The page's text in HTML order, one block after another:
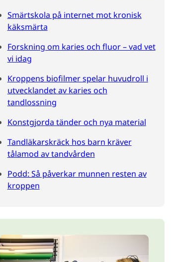
Smärtskola på internet mot kronisk
käksmärta
Forskning om karies och fluor – vad vet
vi idag
Kroppens biofilmer spelar huvudroll i
utvecklandet av karies och
tandlossning
Konstgjorda tänder och nya material
Tandläkarskräck hos barn kräver
tålamod av tandvården
Podd: Så påverkar munnen resten av
kroppen